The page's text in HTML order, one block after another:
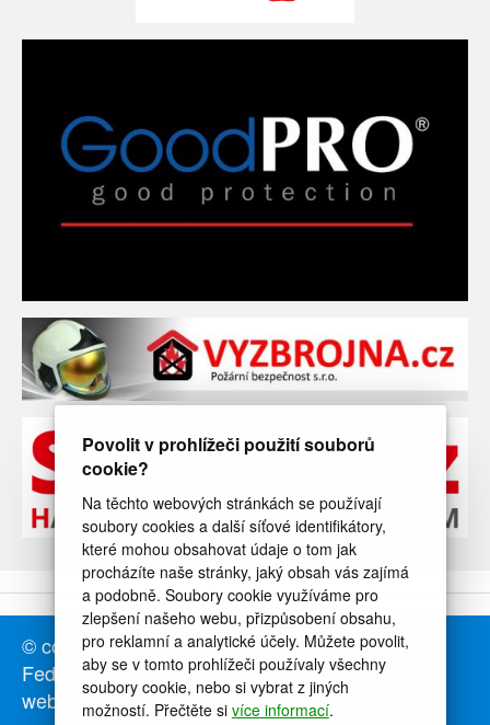
Povolit v prohlížeči použití souborů
cookie?
Na těchto webových stránkách se používají
soubory cookies a další síťové identifikátory,
které mohou obsahovat údaje o tom jak
procházíte naše stránky, jaký obsah vás zajímá
a podobně. Soubory cookie využíváme pro
zlepšení našeho webu, přizpůsobení obsahu,
pro reklamní a analytické účely. Můžete povolit,
aby se v tomto prohlížeči používaly všechny
soubory cookie, nebo si vybrat z jiných
možností. Přečtěte si více informací.
© copyright ČHSF - Česká Hasičská Sportovní
Federace, sportovní svaz hasičů, z.s.
web byicard.cz